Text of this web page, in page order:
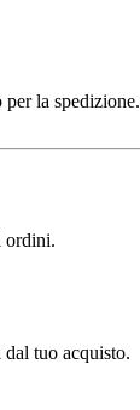
la spedizione.
ordini.
tuo acquisto.